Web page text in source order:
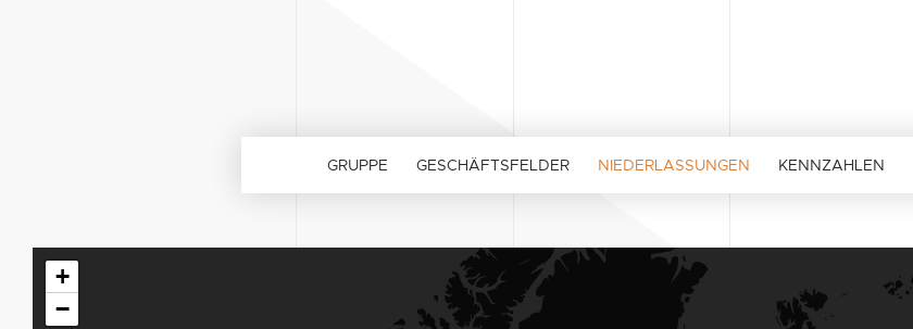
GRUPPE GESCHÄFTSFELDER NIEDERLASSUNGEN KENNZAHLEN
+
−